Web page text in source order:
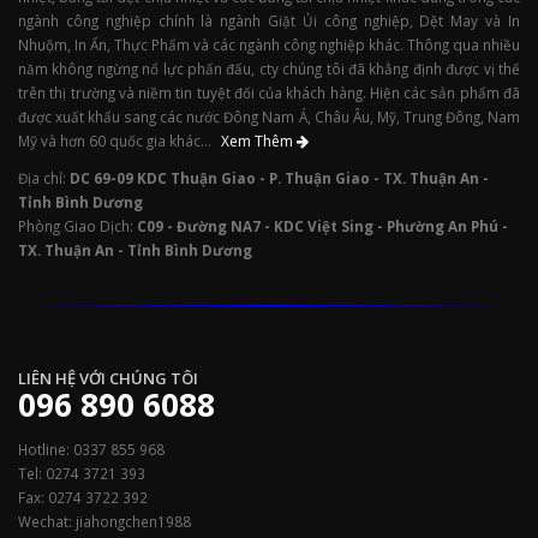
ngành công nghiệp chính là ngành Giặt Ủi công nghiệp, Dệt May và In
Nhuộm, In Ấn, Thực Phẩm và các ngành công nghiệp khác. Thông qua nhiều
năm không ngừng nổ lực phấn đấu, cty chúng tôi đã khẳng định được vị thế
trên thị trường và niềm tin tuyệt đối của khách hàng. Hiện các sản phẩm đã
được xuất khẩu sang các nước Đông Nam Á, Châu Âu, Mỹ, Trung Đông, Nam
Mỹ và hơn 60 quốc gia khác... Xem Thêm
Địa chỉ: DC 69-09 KDC Thuận Giao - P. Thuận Giao - TX. Thuận An -
Tỉnh Bình Dương
Phòng Giao Dịch: C09 - Đường NA7 - KDC Việt Sing - Phường An Phú -
TX. Thuận An - Tỉnh Bình Dương
LIÊN HỆ VỚI CHÚNG TÔI
096 890 6088
Hotline: 0337 855 968
Tel: 0274 3721 393
Fax: 0274 3722 392
Wechat: jiahongchen1988